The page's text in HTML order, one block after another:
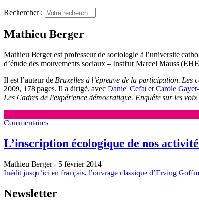
Rechercher :
Mathieu Berger
Mathieu Berger est professeur de sociologie à l’université
d’étude des mouvements sociaux – Institut Marcel Mauss
Il est l’auteur de Bruxelles à l’épreuve de la participation. Les
2009, 178 pages. Il a dirigé, avec Daniel Cefaïet Carole
Les Cadres de l’expérience démocratique. Enquête sur les
Commentaires
L’inscription écologique de nos
Mathieu Berger- 5 février 2014
Inédit jusqu’ici en français, l’ouvrage classique d’Erving
Newsletter